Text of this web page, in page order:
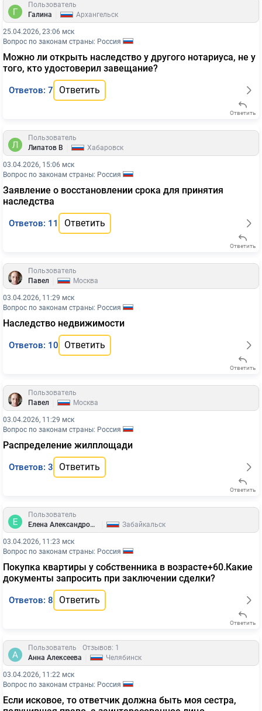
Пользователь
Галина
Архангельск
25.04.2026, 23:06 мск
Вопрос по законам страны: Россия
Можно ли открыть наследство у другого нотариуса, не у
того, кто удостоверил завещание?
Ответов: 7 Ответить
Ответить
Пользователь
Липатов В
Хабаровск
03.04.2026, 15:06 мск
Вопрос по законам страны: Россия
Заявление о восстановлении срока для принятия
наследства
Ответов: 11 Ответить
Ответить
Пользователь
Павел
Москва
03.04.2026, 11:29 мск
Вопрос по законам страны: Россия
Наследство недвижимости
Ответов: 10 Ответить
Ответить
Пользователь
Павел
Москва
03.04.2026, 11:29 мск
Вопрос по законам страны: Россия
Распределение жилплощади
Ответов: 3 Ответить
Ответить
Пользователь
Елена Александровна
Забайкальск
03.04.2026, 11:23 мск
Вопрос по законам страны: Россия
Покупка квартиры у собственника в возрасте+60.Какие
документы запросить при заключении сделки?
Ответов: 8 Ответить
Ответить
Пользователь
Отзывов: 1
Анна Алексеева
Челябинск
03.04.2026, 11:22 мск
Вопрос по законам страны: Россия
Если исковое, то ответчик должна быть моя сестра,